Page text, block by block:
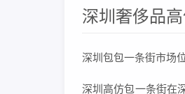
深圳奢侈品
深圳包包一条街市场
深圳高仿包一条街在